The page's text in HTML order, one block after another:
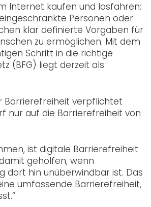
Internet kaufen und losfahren:
Personen oder
klar definierte Vorgaben für
zu ermöglichen. Mit dem
Schritt in die richtige
(BFG) liegt derzeit als
Barrierefreiheit verpflichtet
nur auf die Barrierefreiheit von
ist digitale Barrierefreiheit
geholfen, wenn
dort hin unüberwindbar ist. Das
umfassende Barrierefreiheit,